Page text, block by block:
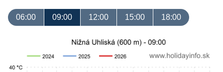
06:00 09:00 12:00 15:00 18:00